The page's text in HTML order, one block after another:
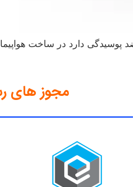
پوسیدگی دارد در ساخت
مجوز های